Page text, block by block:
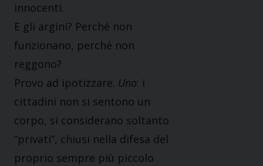
innocenti.
E gli argini? Perché non
funzionano, perché non
reggono?
Provo ad ipotizzare. Uno: i
cittadini non si sentono un
corpo, si considerano soltanto
“privati”, chiusi nella difesa del
proprio sempre più piccolo